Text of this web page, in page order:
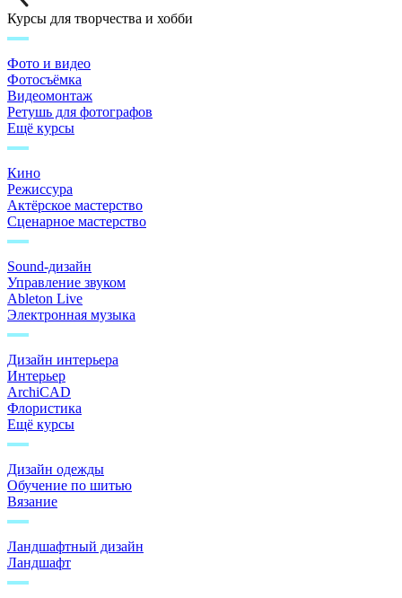
Курсы для творчества и хобби
Фото и видео
Фотосъёмка
Видеомонтаж
Ретушь для фотографов
Ещё курсы
Кино
Режиссура
Актёрское мастерство
Сценарное мастерство
Sound-дизайн
Управление звуком
Ableton Live
Электронная музыка
Дизайн интерьера
Интерьер
ArchiCAD
Флористика
Ещё курсы
Дизайн одежды
Обучение по шитью
Вязание
Ландшафтный дизайн
Ландшафт